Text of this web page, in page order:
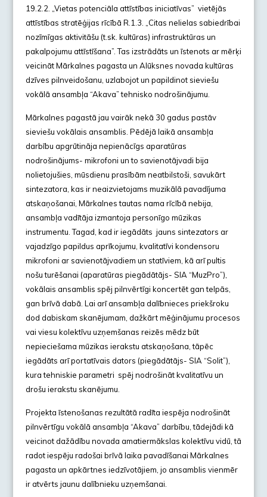
19.2.2. „Vietas potenciāla attīstības iniciatīvas” vietējās
attīstības stratēģijas rīcībā R.1.3. „Citas nelielas sabiedrībai
nozīmīgas aktivitāšu (t.sk. kultūras) infrastruktūras un
pakalpojumu attīstīšana”. Tas izstrādāts un īstenots ar mērķi
veicināt Mārkalnes pagasta un Alūksnes novada kultūras
dzīves pilnveidošanu, uzlabojot un papildinot sieviešu
vokālā ansambļa “Akava” tehnisko nodrošinājumu.
Mārkalnes pagastā jau vairāk nekā 30 gadus pastāv
sieviešu vokālais ansamblis. Pēdējā laikā ansambļa
darbību apgrūtināja nepienācīgs aparatūras
nodrošinājums- mikrofoni un to savienotājvadi bija
nolietojušies, mūsdienu prasībām neatbilstoši, savukārt
sintezatora, kas ir neaizvietojams muzikālā pavadījuma
atskaņošanai, Mārkalnes tautas nama rīcībā nebija,
ansambļa vadītāja izmantoja personīgo mūzikas
instrumentu. Tagad, kad ir iegādāts jauns sintezators ar
vajadzīgo papildus aprīkojumu, kvalitatīvi kondensoru
mikrofoni ar savienotājvadiem un statīviem, kā arī pultis
nošu turēšanai (aparatūras piegādātājs- SIA “MuzPro”),
vokālais ansamblis spēj pilnvērtīgi koncertēt gan telpās,
gan brīvā dabā. Lai arī ansambļa dalībnieces priekšroku
dod dabiskam skanējumam, dažkārt mēģinājumu procesos
vai viesu kolektīvu uzņemšanas reizēs mēdz būt
nepieciešama mūzikas ierakstu atskaņošana, tāpēc
iegādāts arī portatīvais dators (piegādātājs- SIA “Solit”),
kura tehniskie parametri spēj nodrošināt kvalitatīvu un
drošu ierakstu skanējumu.
Projekta īstenošanas rezultātā radīta iespēja nodrošināt
pilnvērtīgu vokālā ansambļa “Akava” darbību, tādejādi kā
veicinot dažādību novada amatiermākslas kolektīvu vidū, tā
radot iespēju radošai brīvā laika pavadīšanai Mārkalnes
pagasta un apkārtnes iedzīvotājiem, jo ansamblis vienmēr
ir atvērts jaunu dalībnieku uzņemšanai.